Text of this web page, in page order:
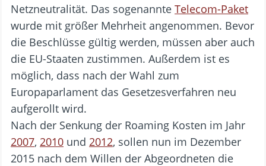
Netzneutralität. Das sogenannte Telecom-Paket
wurde mit größer Mehrheit angenommen. Bevor
die Beschlüsse gültig werden, müssen aber auch
die EU-Staaten zustimmen. Außerdem ist es
möglich, dass nach der Wahl zum
Europaparlament das Gesetzesverfahren neu
aufgerollt wird.
Nach der Senkung der Roaming Kosten im Jahr
2007, 2010 und 2012, sollen nun im Dezember
2015 nach dem Willen der Abgeordneten die